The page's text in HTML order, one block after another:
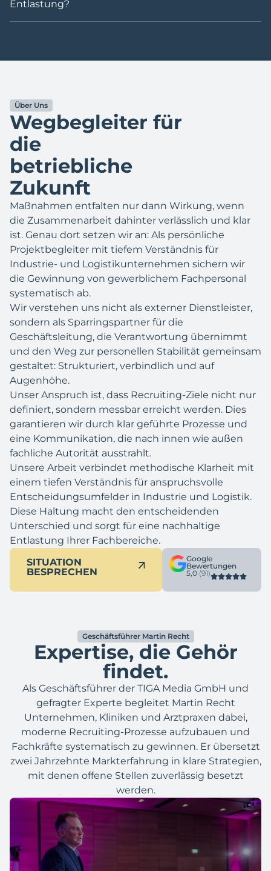
Entlastung?
Über Uns
Wegbegleiter für
die
betriebliche
Zukunft
Maßnahmen entfalten nur dann Wirkung, wenn
die Zusammenarbeit dahinter verlässlich und klar
ist. Genau dort setzen wir an: Als persönliche
Projektbegleiter mit tiefem Verständnis für
Industrie- und Logistikunternehmen sichern wir
die Gewinnung von gewerblichem Fachpersonal
systematisch ab.
Wir verstehen uns nicht als externer Dienstleister,
sondern als Sparringspartner für die
Geschäftsleitung, die Verantwortung übernimmt
und den Weg zur personellen Stabilität gemeinsam
gestaltet: Strukturiert, verbindlich und auf
Augenhöhe.
Unser Anspruch ist, dass Recruiting-Ziele nicht nur
definiert, sondern messbar erreicht werden. Dies
garantieren wir durch klar geführte Prozesse und
eine Kommunikation, die nach innen wie außen
fachliche Autorität ausstrahlt.
Unsere Arbeit verbindet methodische Klarheit mit
einem tiefen Verständnis für anspruchsvolle
Entscheidungsumfelder in Industrie und Logistik.
Diese Haltung macht den entscheidenden
Unterschied und sorgt für eine nachhaltige
Entlastung Ihrer Fachbereiche.
SITUATION
BESPRECHEN
Google
Bewertungen
5,0 (91)
Geschäftsführer Martin Recht
Expertise, die Gehör
findet.
Als Geschäftsführer der TIGA Media GmbH und
gefragter Experte begleitet Martin Recht
Unternehmen, Kliniken und Arztpraxen dabei,
moderne Recruiting-Prozesse aufzubauen und
Fachkräfte systematisch zu gewinnen. Er übersetzt
zwei Jahrzehnte Markterfahrung in klare Strategien,
mit denen offene Stellen zuverlässig besetzt
werden.